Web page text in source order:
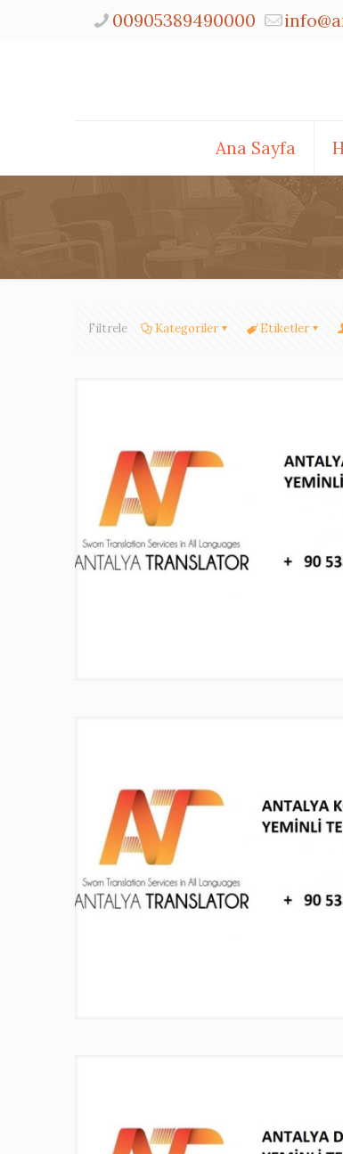
00905389490000
Ana Sayfa
Filtrele Kategoriler Etiketler